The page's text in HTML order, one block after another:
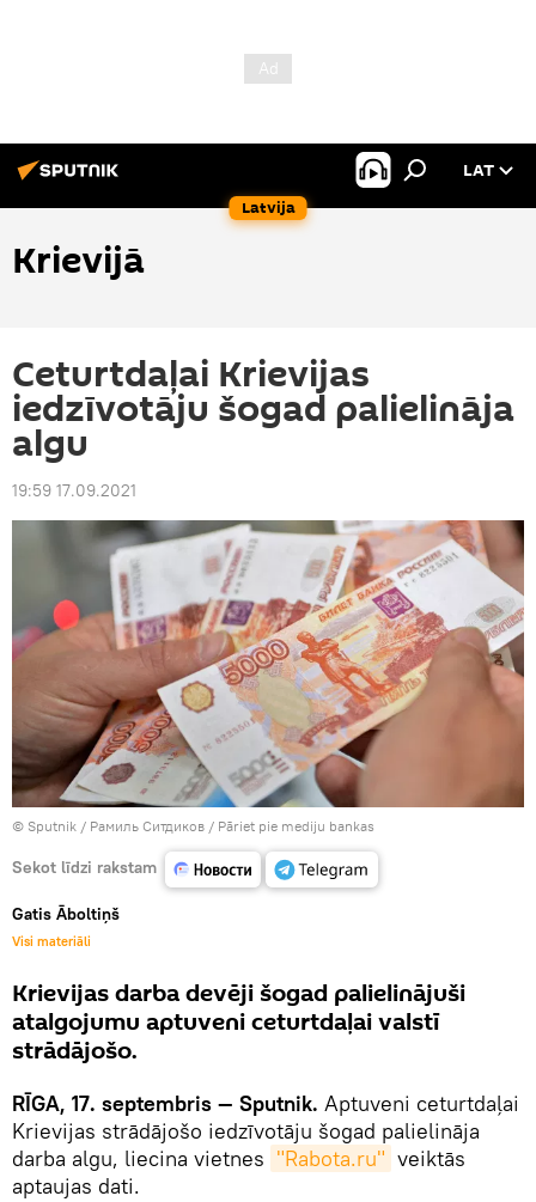
Latvija
LAT
Krievijā
Ceturtdaļai Krievijas
iedzīvotāju šogad palielināja
algu
19:59 17.09.2021
© Sputnik / Рамиль Ситдиков / Pāriet pie mediju bankas
Sekot līdzi rakstam
Gatis Āboltiņš
Visi materiāli
Krievijas darba devēji šogad palielinājuši
atalgojumu aptuveni ceturtdaļai valstī
strādājošo.
RĪGA, 17. septembris — Sputnik. Aptuveni ceturtdaļai
Krievijas strādājošo iedzīvotāju šogad palielināja
darba algu, liecina vietnes "Rabota.ru" veiktās
aptaujas dati.